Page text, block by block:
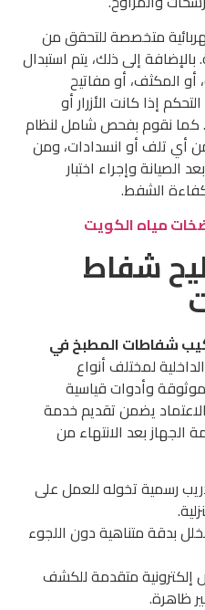
متخصصة للتحقق من
إلى ذلك، يتم استبدال
المكثف، أو مفاتيح
إذا كانت الأزرار أو
نقوم بفحص شامل لنظام
أي تلف أو انسدادات، ومن
وإجراء اختبار
الشفط.
مياه الكويت
شفاط
شفاطات المطبخ في
لمختلف أنواع
وأدوات قياسية
يضمن تقديم خدمة
بعد الانتهاء من
رسمية تخوله للعمل على
بدقة متناهية دون اللجوء
متقدمة للكشف